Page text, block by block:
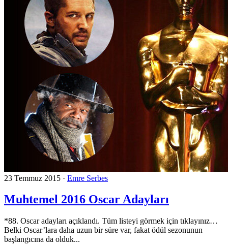
23 Temmuz 2015 · Emre Serbes
Muhtemel 2016 Oscar Adayları
*88. Oscar adayları açıklandı. Tüm listeyi görmek için tıklayınız…
Belki Oscar’lara daha uzun bir süre var, fakat ödül sezonunun
başlangıcına da olduk...